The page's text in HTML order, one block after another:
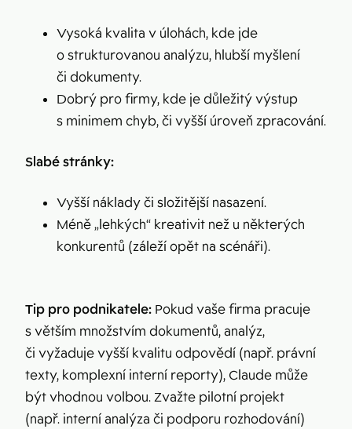
Vysoká kvalita v úlohách, kde jde
o strukturovanou analýzu, hlubší myšlení
či dokumenty.
Dobrý pro firmy, kde je důležitý výstup
s minimem chyb, či vyšší úroveň zpracování.
Slabé stránky:
Vyšší náklady či složitější nasazení.
Méně „lehkých“ kreativit než u některých
konkurentů (záleží opět na scénáři).
Tip pro podnikatele: Pokud vaše firma pracuje
s větším množstvím dokumentů, analýz,
či vyžaduje vyšší kvalitu odpovědí (např. právní
texty, komplexní interní reporty), Claude může
být vhodnou volbou. Zvažte pilotní projekt
(např. interní analýza či podporu rozhodování)